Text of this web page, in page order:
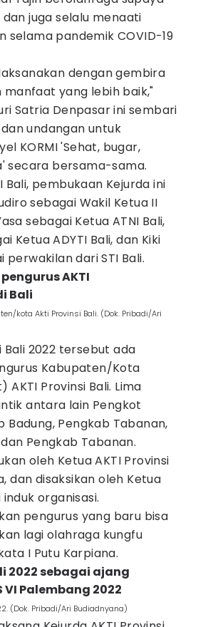
juga selalu menaati
selama pandemik COVID-19
dengan gembira
yang lebih baik,"
Satria Denpasar ini sembari
undangan untuk
KORMI 'Sehat, bugar,
secara bersama-sama.
Bali, pembukaan Kejurda ini
sebagai Wakil Ketua II
sebagai Ketua ATNI Bali,
Ketua ADYTI Bali, dan Kiki
dari STI Bali.
AKTI
Bali
kota Akti Provinsi Bali. (Dok. Pribadi/Ari
Bali 2022 tersebut ada
Kabupaten/Kota
Provinsi Bali. Lima
antara lain Pengkot
Badung, Pengkab Tabanan,
Pengkab Tabanan.
oleh Ketua AKTI Provinsi
dan disaksikan oleh Ketua
induk organisasi.
pengurus yang baru bisa
lagi olahraga kungfu
I Putu Karpiana.
2022 sebagai ajang
VI Palembang 2022
(Dok. Pribadi/Ari Budiadnyana)